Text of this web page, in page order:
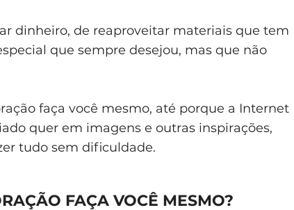
dinheiro, de reaproveitar materiais que tem
que sempre desejou, mas que não
faça você mesmo, até porque a Internet
quer em imagens e outras inspirações,
tudo sem dificuldade.
FAÇA VOCÊ MESMO?